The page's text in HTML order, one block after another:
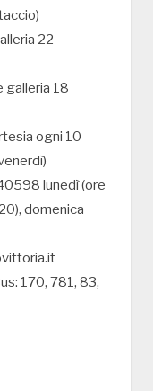
22
galleria 18
ogni 10
lunedì (ore
domenica
170, 781, 83,